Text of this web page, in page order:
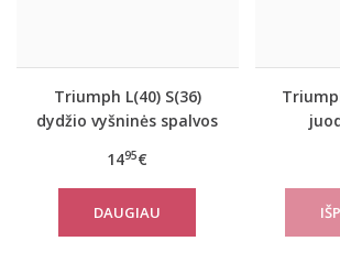
Triumph L(40) S(36)
dydžio vyšninės spalvos
EverNew SH01
1495€
DAUGIAU
move